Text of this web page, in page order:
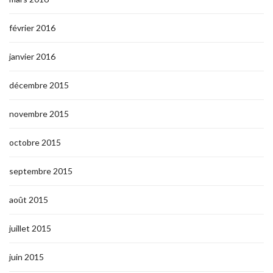
février 2016
janvier 2016
décembre 2015
novembre 2015
octobre 2015
septembre 2015
août 2015
juillet 2015
juin 2015